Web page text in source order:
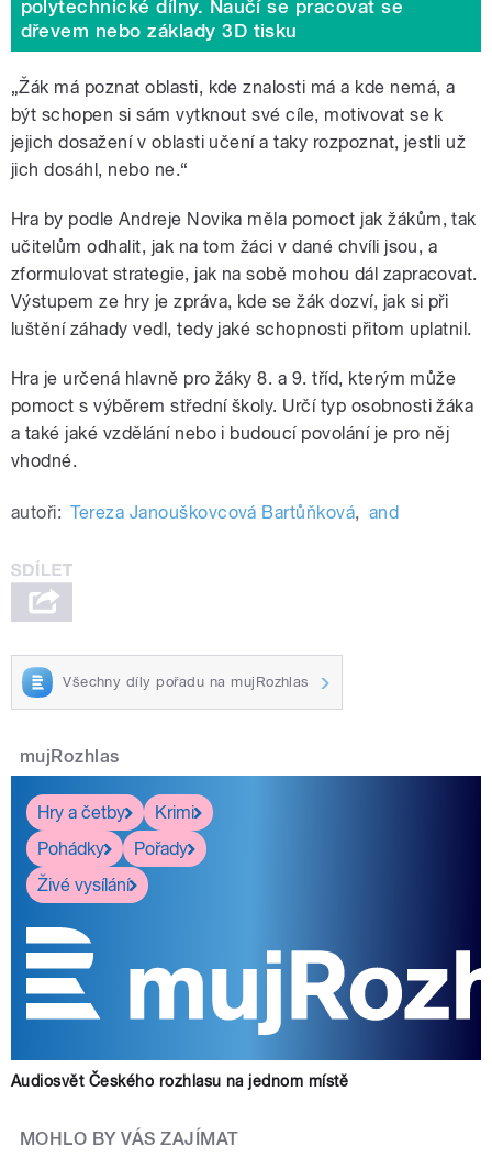
polytechnické dílny. Naučí se pracovat se
dřevem nebo základy 3D tisku
„Žák má poznat oblasti, kde znalosti má a kde nemá, a
být schopen si sám vytknout své cíle, motivovat se k
jejich dosažení v oblasti učení a taky rozpoznat, jestli už
jich dosáhl, nebo ne.“
Hra by podle Andreje Novika měla pomoct jak žákům, tak
učitelům odhalit, jak na tom žáci v dané chvíli jsou, a
zformulovat strategie, jak na sobě mohou dál zapracovat.
Výstupem ze hry je zpráva, kde se žák dozví, jak si při
luštění záhady vedl, tedy jaké schopnosti přitom uplatnil.
Hra je určená hlavně pro žáky 8. a 9. tříd, kterým může
pomoct s výběrem střední školy. Určí typ osobnosti žáka
a také jaké vzdělání nebo i budoucí povolání je pro něj
vhodné.
autoři: Tereza Janouškovcová Bartůňková, and
Všechny díly pořadu na mujRozhlas
mujRozhlas
Hry a četby
Krimi
Pohádky
Pořady
Živé vysílání
Audiosvět Českého rozhlasu na jednom místě
MOHLO BY VÁS ZAJÍMAT